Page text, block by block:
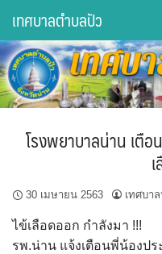
content
DWQA Ask Question
DWQA Questions
กองการศึกษา
กองคลัง
กองช่าง
เทศบาลตำบลปัว
โรงพยาบาลน่าน เตื
30 เมษายน 2563 เทศบา
ไข้เลือดออก กำลังมา !!!
รพ.น่าน แจ้งเตือนพี่น้องป